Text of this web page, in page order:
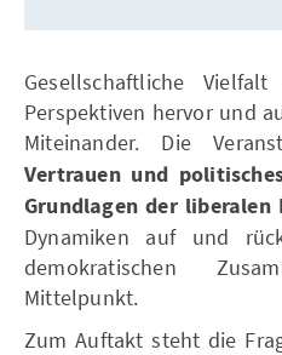
Gesellschaftliche
Perspektiven hervor und
Miteinander. Die
Vertrauen und
Grundlagen der liberalen
Dynamiken auf und
demokratischen
Mittelpunkt.
Zum Auftakt steht die